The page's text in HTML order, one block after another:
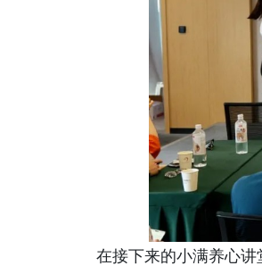
在接下来的小满养心